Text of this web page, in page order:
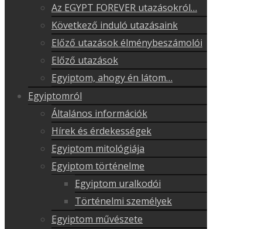
Az EGYPT FOREVER utazásokról…
Következő induló utazásaink
Előző utazások élménybeszámolói
Előző utazások
Egyiptom, ahogy én látom…
Egyiptomról
Általános információk
Hírek és érdekességek
Egyiptom mitológiája
Egyiptom történelme
Egyiptom uralkodói
Történelmi személyek
Egyiptom művészete